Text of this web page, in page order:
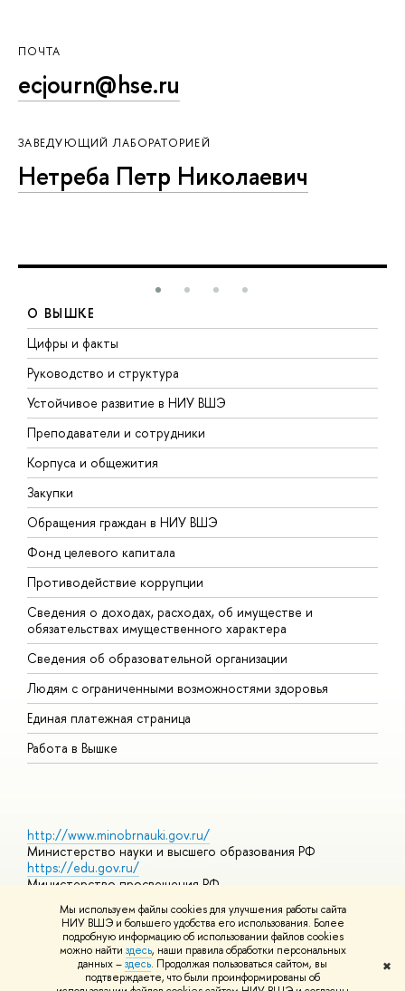
Мы используем файлы cookies для улучшения работы сайта
НИУ ВШЭ и большего удобства его использования. Более
подробную информацию об использовании файлов cookies
можно найти здесь, наши правила обработки персональных
данных –здесь. Продолжая пользоваться сайтом, вы
подтверждаете, что были проинформированы об
✖
ПОЧТА
ecjourn@hse.ru
ЗАВЕДУЮЩИЙ ЛАБОРАТОРИЕЙ
Нетреба Петр Николаевич
О ВЫШКЕ
Цифры и факты
Руководство и структура
Устойчивое развитие в НИУ ВШЭ
Преподаватели и сотрудники
Корпуса и общежития
Закупки
Обращения граждан в НИУ ВШЭ
Фонд целевого капитала
Противодействие коррупции
Сведения о доходах, расходах, об имуществе и
обязательствах имущественного характера
Сведения об образовательной организации
Людям с ограниченными возможностями здоровья
Единая платежная страница
Работа в Вышке
http://www.minobrnauki.gov.ru/
Министерство науки и высшего образования РФ
https://edu.gov.ru/
Министерство просвещения РФ
Массовые открытые онлайн-курсы
© НИУ ВШЭ 1993–2026 Адреса и контактыУсловия
использования материалов Политика конфиденциальности